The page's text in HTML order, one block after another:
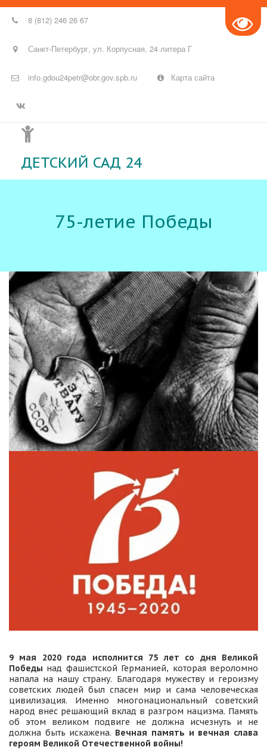
8 (812) 246 26 67
Санкт-Петербург, ул. Корпусная, 24 литера Г
info.gdou24petr@obr.gov.spb.ru Карта сайта
ДЕТСКИЙ САД 24
75-летие Победы
9 мая 2020 года исполнится 75 лет со дня Великой
Победы над фашистской Германией, которая вероломно
напала на нашу страну. Благодаря мужеству и героизму
советских людей был спасен мир и сама человеческая
цивилизация. Именно многонациональный советский
народ внес решающий вклад в разгром нацизма. Память
об этом великом подвиге не должна исчезнуть и не
должна быть искажена. Вечная память и вечная слава
героям Великой Отечественной войны!